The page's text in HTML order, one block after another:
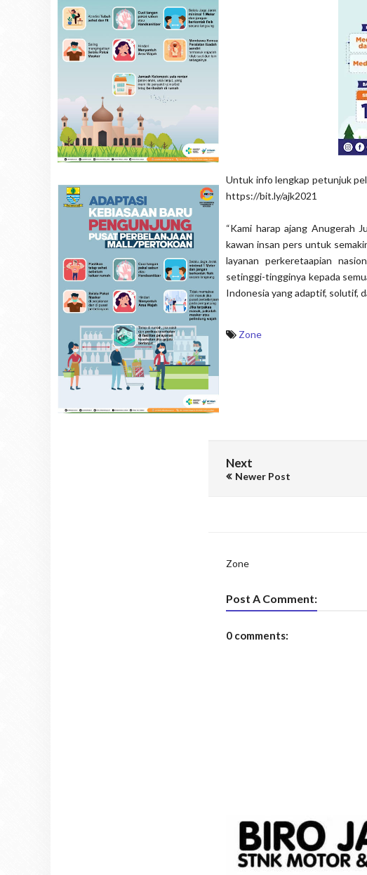
Untuk info lengkap petunjuk
https://bit.ly/ajk2021
“Kami harap ajang Anugerah
kawan insan pers untuk
layanan perkeretaapian
setinggi-tingginya kepada
Indonesia yang adaptif, solutif,
Zone
Next
Newer Post
Zone
Post A Comment:
0 comments: